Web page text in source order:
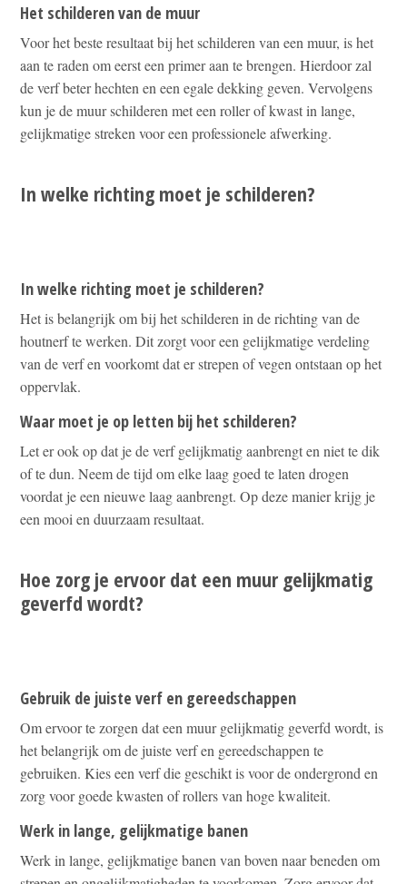
Het schilderen van de muur
Voor het beste resultaat bij het schilderen van een muur, is het
aan te raden om eerst een primer aan te brengen. Hierdoor zal
de verf beter hechten en een egale dekking geven. Vervolgens
kun je de muur schilderen met een roller of kwast in lange,
gelijkmatige streken voor een professionele afwerking.
In welke richting moet je schilderen?
In welke richting moet je schilderen?
Het is belangrijk om bij het schilderen in de richting van de
houtnerf te werken. Dit zorgt voor een gelijkmatige verdeling
van de verf en voorkomt dat er strepen of vegen ontstaan op het
oppervlak.
Waar moet je op letten bij het schilderen?
Let er ook op dat je de verf gelijkmatig aanbrengt en niet te dik
of te dun. Neem de tijd om elke laag goed te laten drogen
voordat je een nieuwe laag aanbrengt. Op deze manier krijg je
een mooi en duurzaam resultaat.
Hoe zorg je ervoor dat een muur gelijkmatig
geverfd wordt?
Gebruik de juiste verf en gereedschappen
Om ervoor te zorgen dat een muur gelijkmatig geverfd wordt, is
het belangrijk om de juiste verf en gereedschappen te
gebruiken. Kies een verf die geschikt is voor de ondergrond en
zorg voor goede kwasten of rollers van hoge kwaliteit.
Werk in lange, gelijkmatige banen
Werk in lange, gelijkmatige banen van boven naar beneden om